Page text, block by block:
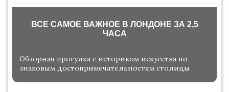
ВСЕ САМОЕ ВАЖНОЕ В ЛОНДОНЕ ЗА 2,5
ЧАСА
Обзорная прогулка с историком искусства по
знаковым достопримечательностям столицы